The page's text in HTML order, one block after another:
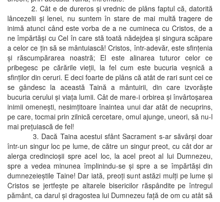
2. Cât e de dureros şi vrednic de plâns faptul că, datorită
lâncezelii şi lenei, nu suntem în stare de mai multă tragere de
inimă atunci când este vorba de a ne cumineca cu Cristos, de a
ne împărtăşi cu Cel în care stă toată nădejdea şi singura scăpare
a celor ce ţin să se mântuiască! Cristos, într-adevăr, este sfinţenia
şi răscumpărarea noastră; El este alinarea tuturor celor ce
pribegesc pe cărările vieţii, la fel cum este bucuria veşnică a
sfinţilor din ceruri. E deci foarte de plâns că atât de rari sunt cei ce
se gândesc la această Taină a mântuirii, din care izvorăşte
bucuria cerului şi viaţa lumii. Cât de mare-i orbirea şi învârtoşarea
inimii omeneşti, nesimţitoare înaintea unui dar atât de necuprins,
pe care, tocmai prin zilnică cercetare, omul ajunge, uneori, să nu-l
mai preţuiască de fel!
3. Dacă Taina acestui sfânt Sacrament s-ar săvârşi doar
într-un singur loc pe lume, de către un singur preot, cu cât dor ar
alerga credincioşii spre acel loc, la acel preot al lui Dumnezeu,
spre a vedea minunea împlinindu-se şi spre a se împărtăşi din
dumnezeieştile Taine! Dar iată, preoţi sunt astăzi mulţi pe lume şi
Cristos se jertfeşte pe altarele bisericilor răspândite pe întregul
pământ, ca darul şi dragostea lui Dumnezeu faţă de om cu atât să